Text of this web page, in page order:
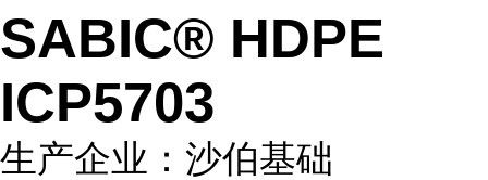
SABIC® HDPE
ICP5703
生产企业：沙伯基础